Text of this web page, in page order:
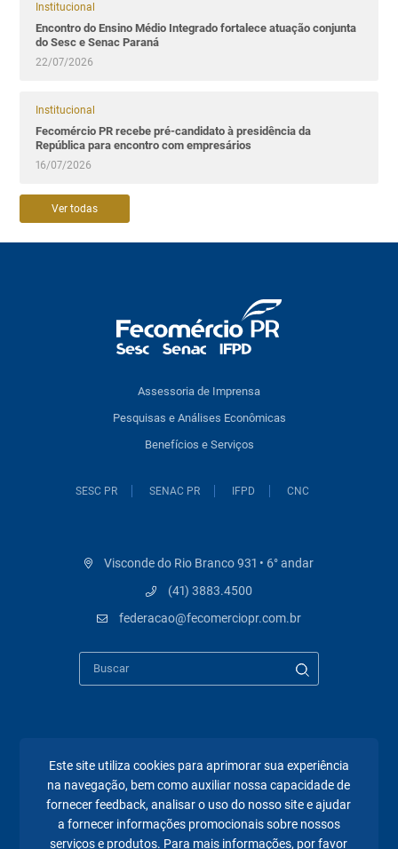
Institucional
Encontro do Ensino Médio Integrado fortalece atuação conjunta
do Sesc e Senac Paraná
22/07/2026
Institucional
Fecomércio PR recebe pré-candidato à presidência da
República para encontro com empresários
16/07/2026
Ver todas
Assessoria de Imprensa
Pesquisas e Análises Econômicas
Benefícios e Serviços
SESC PR SENAC PR IFPD CNC
Visconde do Rio Branco 931 • 6° andar
(41) 3883.4500
federacao@fecomerciopr.com.br
A Fecomércio PR
Sindicatos
Este site utiliza cookies para aprimorar sua experiência
na navegação, bem como auxiliar nossa capacidade de
fornecer feedback, analisar o uso do nosso site e ajudar
a fornecer informações promocionais sobre nossos
serviços e produtos. Para mais informações, por favor